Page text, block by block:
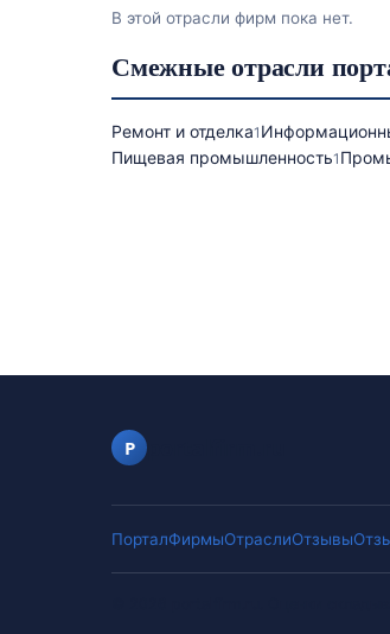
В этой отрасли фирм пока нет.
Смежные отрасли
Ремонт и отделка1
Пищевая промышленность1
P
ПорталФирмыОтраслиОтзывы